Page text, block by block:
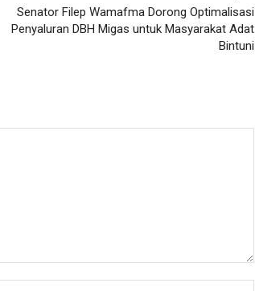
Senator Filep Wamafma Dorong Optimalisasi
Penyaluran DBH Migas untuk Masyarakat Adat
Bintuni